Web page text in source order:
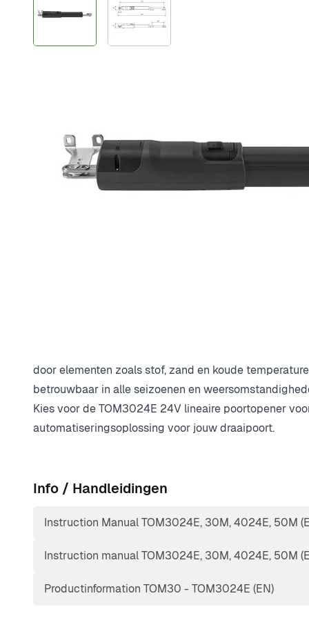
Eenvoudige montage
Productomschrijving
De TOM3024E 24V lineaire poortopener is een
automatisch bedienen van draaipoorten. Deze
door elementen zoals stof, zand en koude
betrouwbaar in alle seizoenen en
Kies voor de TOM3024E 24V lineaire poortopener
automatiseringsoplossing voor jouw draaipoort.
Info / Handleidingen
Instruction Manual TOM3024E, 30M, 4024E, 50M
Instruction manual TOM3024E, 30M, 4024E, 50M
Productinformation TOM30 - TOM3024E (EN)